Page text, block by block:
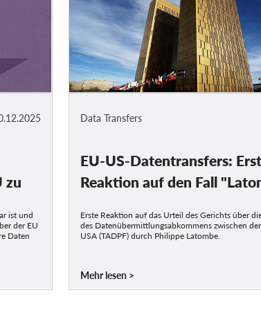
zu
ist und
der EU
Daten
Data Transfers
EU-US-Datentransfers:
Reaktion auf den Fall
Erste Reaktion auf das Urteil des Gerichts über
des Datenübermittlungsabkommens zwischen
USA (TADPF) durch Philippe Latombe.
Mehr lesen